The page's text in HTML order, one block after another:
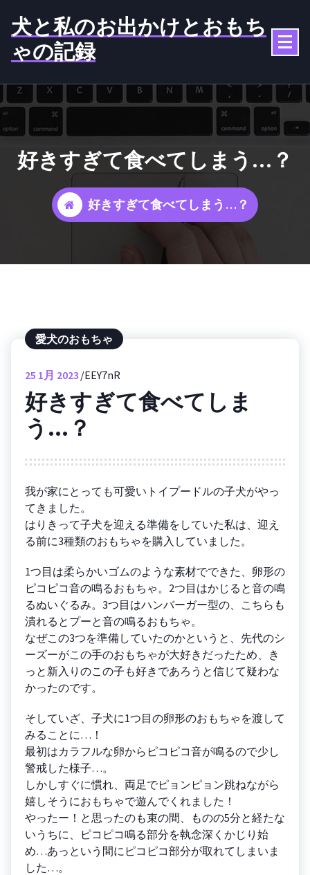
ス
キ
ッ
犬と私のお出かけとおもち
ゃの記録
好きすぎて食べてしまう…？
好きすぎて食べてしまう…？
愛犬のおもちゃ
25 1月 2023 EEY7nR
好きすぎて食べてしま
う…？
我が家にとっても可愛いトイプードルの子犬がやっ
てきました。
はりきって子犬を迎える準備をしていた私は、迎え
る前に3種類のおもちゃを購入していました。
1つ目は柔らかいゴムのような素材でできた、卵形の
ピコピコ音の鳴るおもちゃ。2つ目はかじると音の鳴
るぬいぐるみ。3つ目はハンバーガー型の、こちらも
潰れるとプーと音の鳴るおもちゃ。
なぜこの3つを準備していたのかというと、先代のシ
ーズーがこの手のおもちゃが大好きだったため、き
っと新入りのこの子も好きであろうと信じて疑わな
かったのです。
そしていざ、子犬に1つ目の卵形のおもちゃを渡して
みることに…！
最初はカラフルな卵からピコピコ音が鳴るので少し
警戒した様子…。
しかしすぐに慣れ、両足でピョンピョン跳ねながら
嬉しそうにおもちゃで遊んでくれました！
やったー！と思ったのも束の間、ものの5分と経たな
いうちに、ピコピコ鳴る部分を執念深くかじり始
め…あっという間にピコピコ部分が取れてしまいま
した…。